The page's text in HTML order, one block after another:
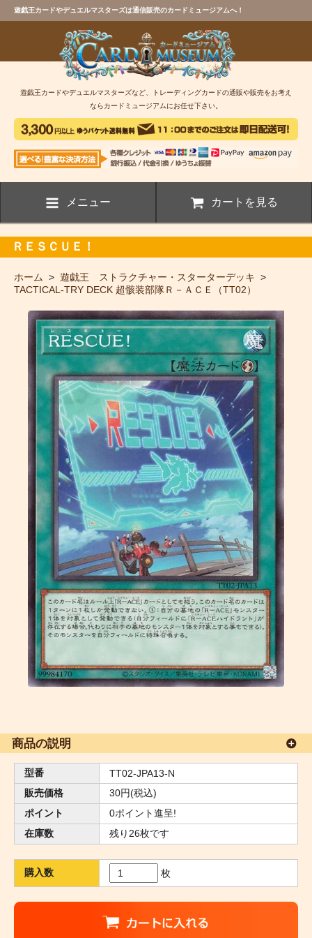
遊戯王カードやデュエルマスターズは通信販売のカードミュージアムへ！
遊戯王カードやデュエルマスターズなど、トレーディングカードの通販や販売をお考え
ならカードミュージアムにお任せ下さい。
メニュー カートを見る
ＲＥＳＣＵＥ！
ホーム > 遊戯王 ストラクチャー・スターターデッキ >
TACTICAL-TRY DECK 超骸装部隊Ｒ－ＡＣＥ（TT02）
商品の説明
型番
TT02-JPA13-N
販売価格
30円(税込)
ポイント
0ポイント進呈!
在庫数
残り26枚です
購入数 枚